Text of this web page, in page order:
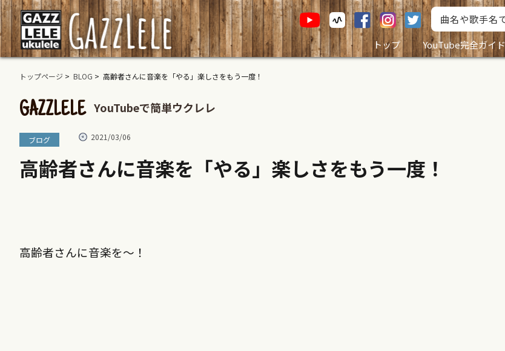
トップ
YouTube完全ガイド
トップページ > BLOG > 高齢者さんに音楽を「やる」楽しさをもう一度！
GAZZLELE YouTubeで簡単ウクレレ
ブログ 2021/03/06
高齢者さんに音楽を「やる」楽しさをもう一度！
高齢者さんに音楽を～！